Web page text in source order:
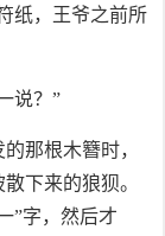
纸，王爷之前所
说？”
那根木簪时，
下来的狼狈。
”字，然后才